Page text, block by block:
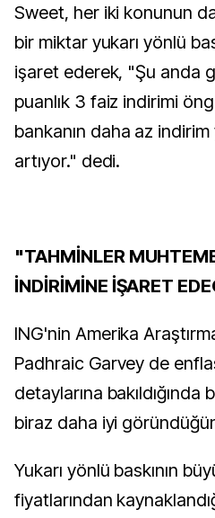
Sweet, her iki konunun
bir miktar yukarı yönlü
işaret ederek, "Şu anda
puanlık 3 faiz indirimi
bankanın daha az
artıyor." dedi.
"TAHMİNLER
İNDİRİMİNE İŞARET
ING'nin Amerika
Padhraic Garvey de
detaylarına bakıldığında
biraz daha iyi
Yukarı yönlü baskının
fiyatlarından